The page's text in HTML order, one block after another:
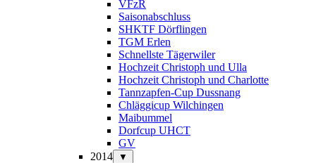
VFzR
Saisonabschluss
SHKTF Dörflingen
TGM Erlen
Schnellste Tägerwiler
Hochzeit Christoph und Ulla
Hochzeit Christoph und Charlotte
Tannzapfen-Cup Dussnang
Chläggicup Wilchingen
Maibummel
Dorfcup UHCT
GV
2014
▼